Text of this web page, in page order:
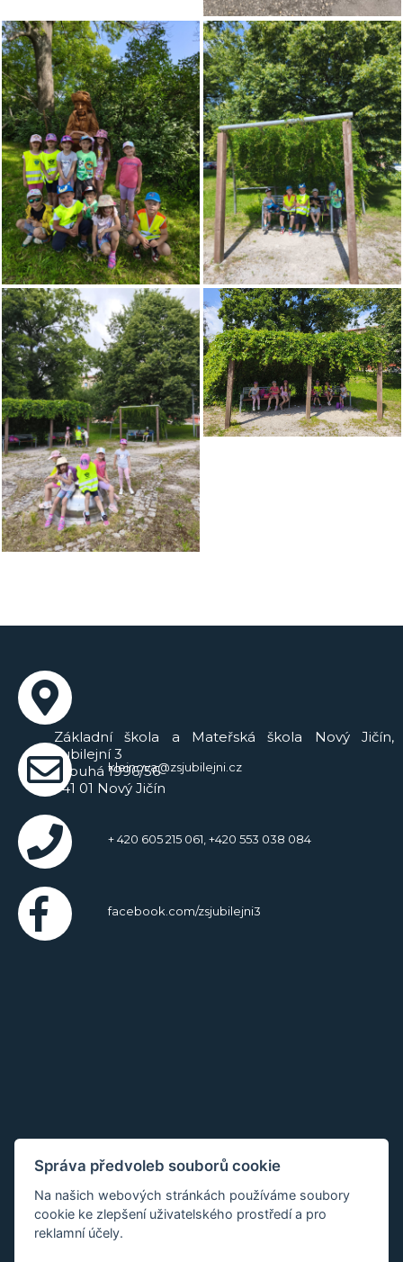
Základní škola a Mateřská škola Nový Jičín,
Jubilejní 3
Dlouhá 1996/56
741 01 Nový Jičín
kleinova@zsjubilejni.cz
+ 420 605 215 061, +420 553 038 084
facebook.com/zsjubilejni3
Správa předvoleb souborů cookie
Na našich webových stránkách používáme soubory
cookie ke zlepšení uživatelského prostředí a pro
reklamní účely.